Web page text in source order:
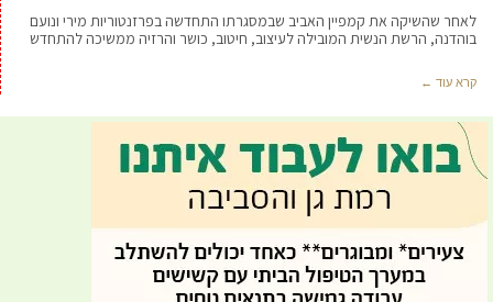
לאחר שהשיקה את קמפיין האביב שבמסגרתו התחדשה בפרזנטוריות מירי ונועם
בוהדנה, הרשת הנשית המובילה לעיצוב, חיטוב, כושר והרזיה ממשיכה להתחדש
קרא עוד ←